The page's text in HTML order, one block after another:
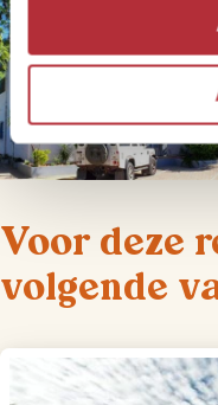
Voor deze
volgende